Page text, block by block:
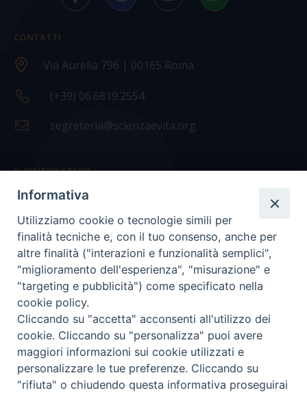
CONTATTI
Via Aurelia 796 | 00165 Roma
(+39) 06.6819.2554
segreteria@scienzaevita.org
IL CENTRO STUDI
La nostra storia
Statuto
Presidenza e ufficio presidenza
Consiglio scientifico
Coordinamento nazionale
COPYRIGHT Scienza & Vita - C.F96600690588- Tutti i
Informativa
Utilizziamo cookie o tecnologie simili per
finalità tecniche e, con il tuo consenso, anche per
altre finalità ("interazioni e funzionalità semplici",
"miglioramento dell'esperienza", "misurazione" e
"targeting e pubblicità") come specificato nella
cookie policy.
Cliccando su "accetta" acconsenti all'utilizzo dei
cookie. Cliccando su "personalizza" puoi avere
maggiori informazioni sui cookie utilizzati e
personalizzare le tue preferenze. Cliccando su
"rifiuta" o chiudendo questa informativa proseguirai